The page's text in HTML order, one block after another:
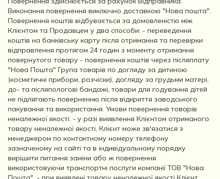
Виконання повернення виключно доставкою "Нова пошта".
Повернення коштів відбувається за домовленістю між
Клієнтом та Продавцем у два способи: - переведення
коштів на банківську карту після отримання та перевірки
відправлення протягом 24 годин з моменту отримання
повернутого товару - повернення коштів через післяплату
"Нова Пошта" Група товарів по догляду за дитиною
(косметичні прибори, розчіски), догляду за грудьми матері,
до- та післяпологові бандажі, товари для годування дітей
не підлягають поверненню після відкриття заводського
пакування та використання. Умови повернення товарів
неналежної якості: - у разі виявлення Клієнтом отриманого
товару неналежної якості, Клієнт може зв'язатися з
менеджером по контактному номеру телефону
зазначеному на сайті та в індивідуальному порядку
вирішити питання заміни або ж повернення
використовуючи транспортні послуги компанії ТОВ "Нова